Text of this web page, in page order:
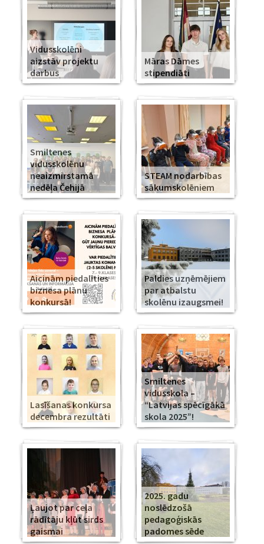
Vidusskolēni
aizstāv projektu
darbus
Māras Dāmes
stipendiāti
Smiltenes
vidusskolēnu
neaizmirstamā
nedēļa Čehijā
STEAM nodarbības
sākumskolēniem
Aicinām piedalīties
biznesa plānu
konkursā!
Paldies uzņēmējiem
par atbalstu
skolēnu izaugsmei!
Lasīšanas konkursa
decembra rezultāti
Smiltenes
vidusskola –
“Latvijas spēcīgākā
skola 2025”!
Ļaujot par ceļa
rādītāju kļūt sirds
gaismai
2025. gadu
noslēdzošā
pedagoģiskās
padomes sēde